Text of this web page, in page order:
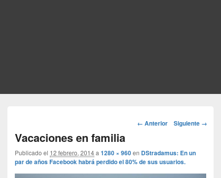
Navegador
← Anterior Siguiente →
Vacaciones en familia
Publicado el 12 febrero, 2014a 1280 × 960en DStradamus: En un
par de años Facebook habrá perdido el 80% de sus usuarios.